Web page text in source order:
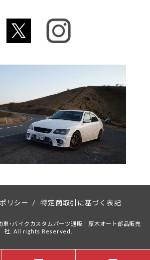
リシー / 特定商取引に基づく表記
・バイクカスタムパーツ通販｜厚木オート部品販売
社. All rights Reserved.